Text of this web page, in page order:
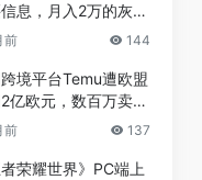
息，月入2万的灰色
相
前 144
境平台Temu遭欧盟
亿欧元，数百万卖家
连
前 137
者荣耀世界》PC端上